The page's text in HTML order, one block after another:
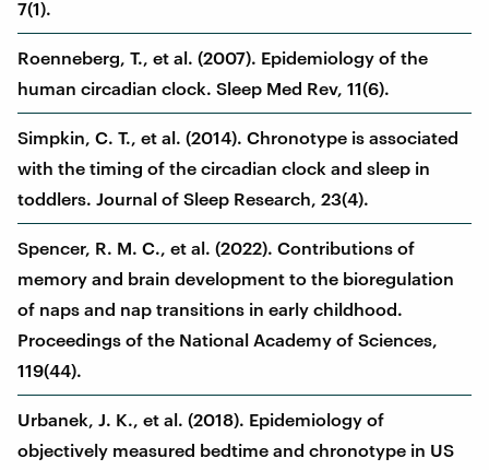
7(1).
Roenneberg, T., et al. (2007). Epidemiology of the
human circadian clock. Sleep Med Rev, 11(6).
Simpkin, C. T., et al. (2014). Chronotype is associated
with the timing of the circadian clock and sleep in
toddlers. Journal of Sleep Research, 23(4).
Spencer, R. M. C., et al. (2022). Contributions of
memory and brain development to the bioregulation
of naps and nap transitions in early childhood.
Proceedings of the National Academy of Sciences,
119(44).
Urbanek, J. K., et al. (2018). Epidemiology of
objectively measured bedtime and chronotype in US